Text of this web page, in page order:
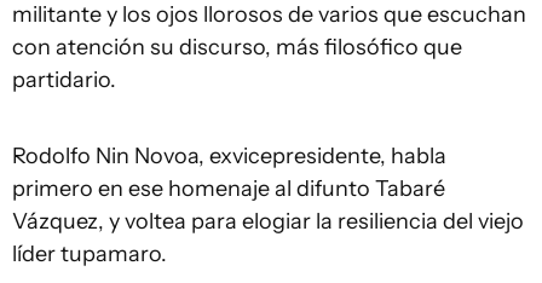
militante y los ojos llorosos de varios que escuchan
con atención su discurso, más filosófico que
partidario.
Rodolfo Nin Novoa, exvicepresidente, habla
primero en ese homenaje al difunto Tabaré
Vázquez, y voltea para elogiar la resiliencia del viejo
líder tupamaro.